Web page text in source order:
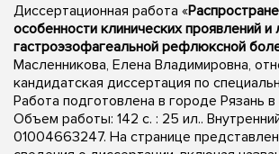
Диссертационная работа «
особенности клинических проявлений и
гастроэзофагеальной рефлюксной
Масленникова, Елена Владимировна,
кандидатская диссертация по
Работа подготовлена в городе Рязань в
Объем работы: 142 с. : 25 ил..
01004663247. На странице